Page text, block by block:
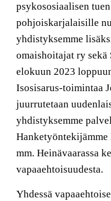
psykososiaalisen
pohjoiskarjalaisille
yhdistyksemme
omaishoitajat ry
elokuun 2023
Isosisarus-toimintaa
juurrutetaan
yhdistyksemme
mm. Heinävaarassa
vapaaehtoisuudesta.
Yhdessä